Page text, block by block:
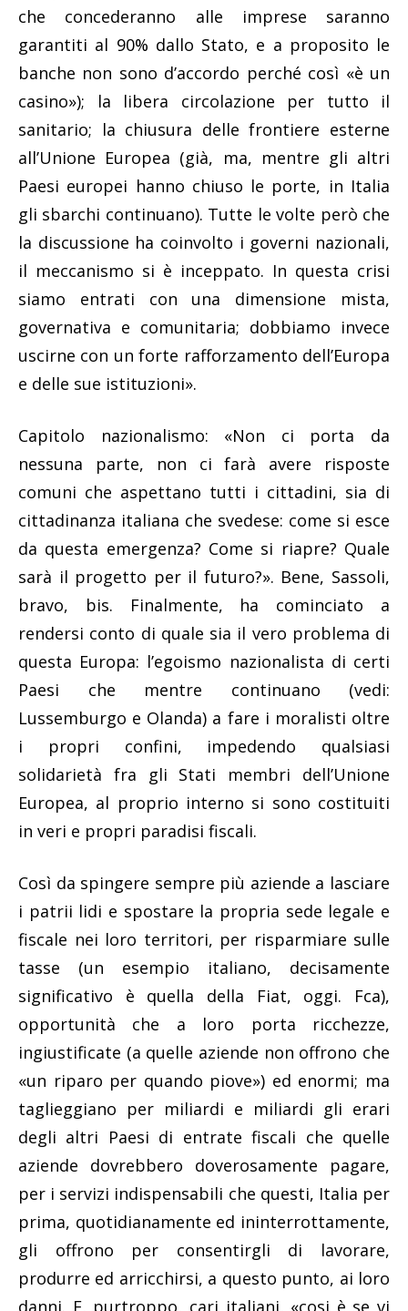
che concederanno alle imprese saranno
garantiti al 90% dallo Stato, e a proposito le
banche non sono d’accordo perché così «è un
casino»); la libera circolazione per tutto il
sanitario; la chiusura delle frontiere esterne
all’Unione Europea (già, ma, mentre gli altri
Paesi europei hanno chiuso le porte, in Italia
gli sbarchi continuano). Tutte le volte però che
la discussione ha coinvolto i governi nazionali,
il meccanismo si è inceppato. In questa crisi
siamo entrati con una dimensione mista,
governativa e comunitaria; dobbiamo invece
uscirne con un forte rafforzamento dell’Europa
e delle sue istituzioni».
Capitolo nazionalismo: «Non ci porta da
nessuna parte, non ci farà avere risposte
comuni che aspettano tutti i cittadini, sia di
cittadinanza italiana che svedese: come si esce
da questa emergenza? Come si riapre? Quale
sarà il progetto per il futuro?». Bene, Sassoli,
bravo, bis. Finalmente, ha cominciato a
rendersi conto di quale sia il vero problema di
questa Europa: l’egoismo nazionalista di certi
Paesi che mentre continuano (vedi:
Lussemburgo e Olanda) a fare i moralisti oltre
i propri confini, impedendo qualsiasi
solidarietà fra gli Stati membri dell’Unione
Europea, al proprio interno si sono costituiti
in veri e propri paradisi fiscali.
Così da spingere sempre più aziende a lasciare
i patrii lidi e spostare la propria sede legale e
fiscale nei loro territori, per risparmiare sulle
tasse (un esempio italiano, decisamente
significativo è quella della Fiat, oggi. Fca),
opportunità che a loro porta ricchezze,
ingiustificate (a quelle aziende non offrono che
«un riparo per quando piove») ed enormi; ma
taglieggiano per miliardi e miliardi gli erari
degli altri Paesi di entrate fiscali che quelle
aziende dovrebbero doverosamente pagare,
per i servizi indispensabili che questi, Italia per
prima, quotidianamente ed ininterrottamente,
gli offrono per consentirgli di lavorare,
produrre ed arricchirsi, a questo punto, ai loro
danni. E, purtroppo, cari italiani, «cosi è se vi